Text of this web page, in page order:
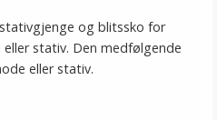
og blitssko for
stativ. Den medfølgende
eller stativ.